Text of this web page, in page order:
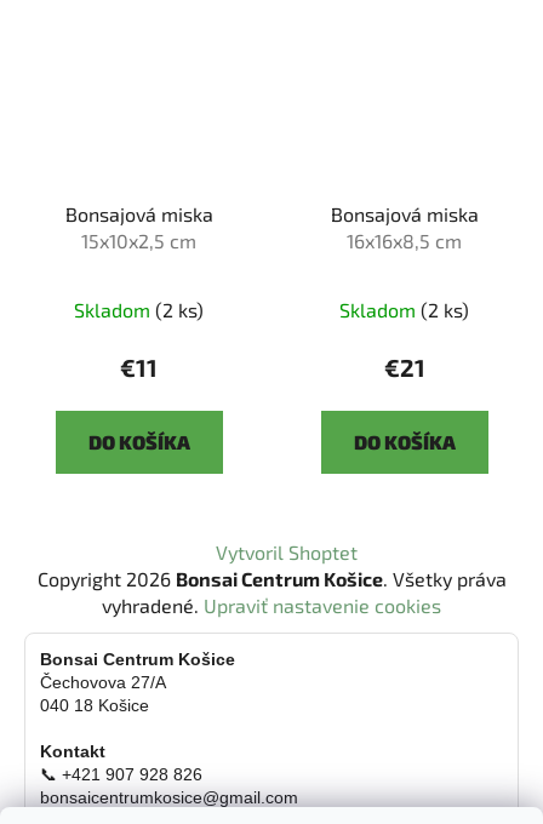
Bonsajová miska
15x10x2,5 cm
Skladom (2 ks)
€11
DO KOŠÍKA
Bonsajová miska
16x16x8,5 cm
Skladom (2 ks)
€21
DO KOŠÍKA
Vytvoril Shoptet
Copyright 2026 Bonsai Centrum Košice. Všetky práva
vyhradené. Upraviť nastavenie cookies
Bonsai Centrum Košice
Čechovova 27/A
040 18 Košice
Kontakt
📞 +421 907 928 826
bonsaicentrumkosice@gmail.com